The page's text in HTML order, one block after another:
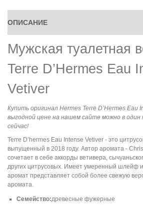
ОПИСАНИЕ
Мужская туалетная
Terre D’Hermes Eau
Vetiver
Купить оригинал Hermes Terre D’Hermes Eau
выгодной цене на нашем сайте можно в один
сейчас!
Terre D’hermes Eau Intense Vetiver - это
выпущенный в 2018 году. Автор аромата -
сочетает в себе аккорды ветивера,
других цитрусовых. Имеет умеренный шлейф
аромат представляет собой более свежую
аромата.
Семейство:древесные фужерные